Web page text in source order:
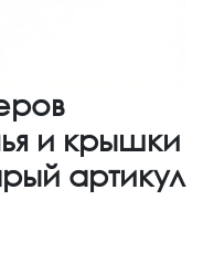
и крышки
артикул